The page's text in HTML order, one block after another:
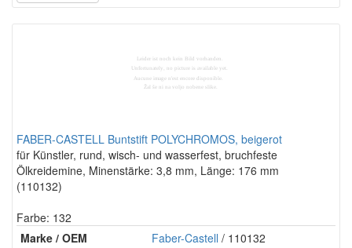
FABER-CASTELL Buntstift POLYCHROMOS, beigerot
für Künstler, rund, wisch- und wasserfest, bruchfeste
Ölkreidemine, Minenstärke: 3,8 mm, Länge: 176 mm
(110132)
Farbe: 132
Marke / OEM
Faber-Castell / 110132